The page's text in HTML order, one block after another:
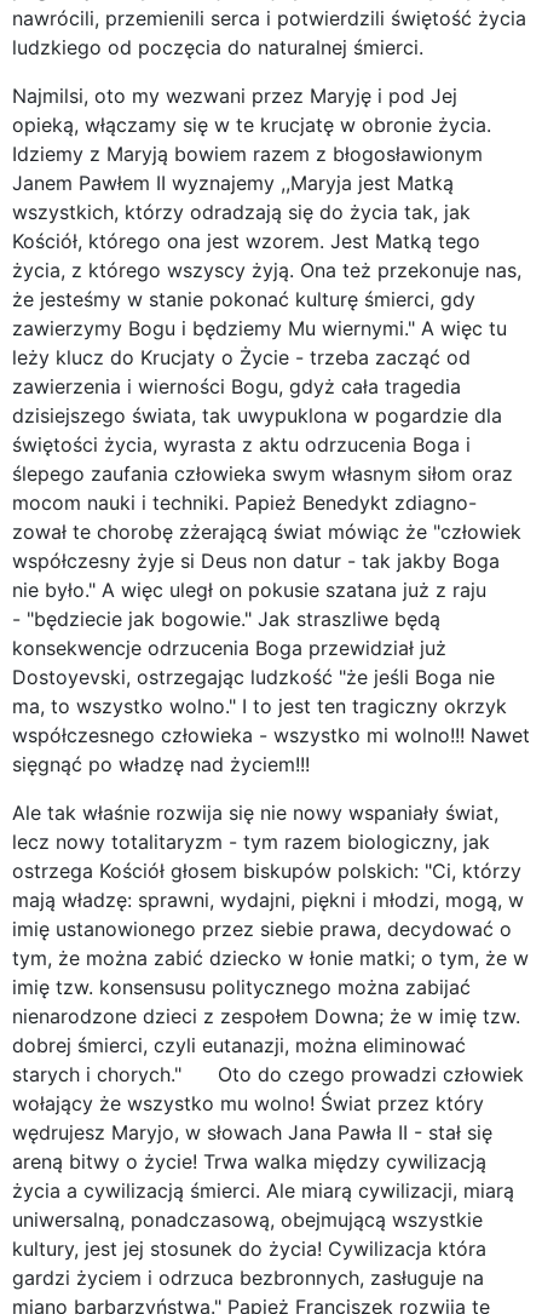
nawrócili, przemienili serca i potwierdzili świętość życia
ludzkiego od poczęcia do naturalnej śmierci.
Najmilsi, oto my wezwani przez Maryję i pod Jej
opieką, włączamy się w te krucjatę w obronie życia.
Idziemy z Maryją bowiem razem z błogosławionym
Janem Pawłem II wyznajemy ,,Maryja jest Matką
wszystkich, którzy odradzają się do życia tak, jak
Kościół, którego ona jest wzorem. Jest Matką tego
życia, z którego wszyscy żyją. Ona też przekonuje nas,
że jesteśmy w stanie pokonać kulturę śmierci, gdy
zawierzymy Bogu i będziemy Mu wiernymi." A więc tu
leży klucz do Krucjaty o Życie - trzeba zacząć od
zawierzenia i wierności Bogu, gdyż cała tragedia
dzisiejszego świata, tak uwypuklona w pogardzie dla
świętości życia, wyrasta z aktu odrzucenia Boga i
ślepego zaufania człowieka swym własnym siłom oraz
mocom nauki i techniki. Papież Benedykt zdiagno-
zował te chorobę zżerającą świat mówiąc że "człowiek
współczesny żyje si Deus non datur - tak jakby Boga
nie było." A więc uległ on pokusie szatana już z raju
- "będziecie jak bogowie." Jak straszliwe będą
konsekwencje odrzucenia Boga przewidział już
Dostoyevski, ostrzegając ludzkość "że jeśli Boga nie
ma, to wszystko wolno." I to jest ten tragiczny okrzyk
współczesnego człowieka - wszystko mi wolno!!! Nawet
sięgnąć po władzę nad życiem!!!
Ale tak właśnie rozwija się nie nowy wspaniały świat,
lecz nowy totalitaryzm - tym razem biologiczny, jak
ostrzega Kościół głosem biskupów polskich: "Ci, którzy
mają władzę: sprawni, wydajni, piękni i młodzi, mogą, w
imię ustanowionego przez siebie prawa, decydować o
tym, że można zabić dziecko w łonie matki; o tym, że w
imię tzw. konsensusu politycznego można zabijać
nienarodzone dzieci z zespołem Downa; że w imię tzw.
dobrej śmierci, czyli eutanazji, można eliminować
starych i chorych." Oto do czego prowadzi człowiek
wołający że wszystko mu wolno! Świat przez który
wędrujesz Maryjo, w słowach Jana Pawła II - stał się
areną bitwy o życie! Trwa walka między cywilizacją
życia a cywilizacją śmierci. Ale miarą cywilizacji, miarą
uniwersalną, ponadczasową, obejmującą wszystkie
kultury, jest jej stosunek do życia! Cywilizacja która
gardzi życiem i odrzuca bezbronnych, zasługuje na
miano barbarzyństwa." Papież Franciszek rozwija tę